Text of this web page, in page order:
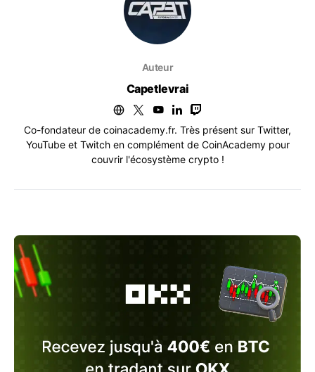
Auteur
Capetlevrai
Co-fondateur de coinacademy.fr. Très présent sur Twitter,
YouTube et Twitch en complément de CoinAcademy pour
couvrir l'écosystème crypto !